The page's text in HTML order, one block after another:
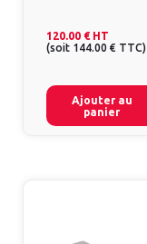
120.00 € HT
(soit 144.00 € TTC)
Ajouter au
panier